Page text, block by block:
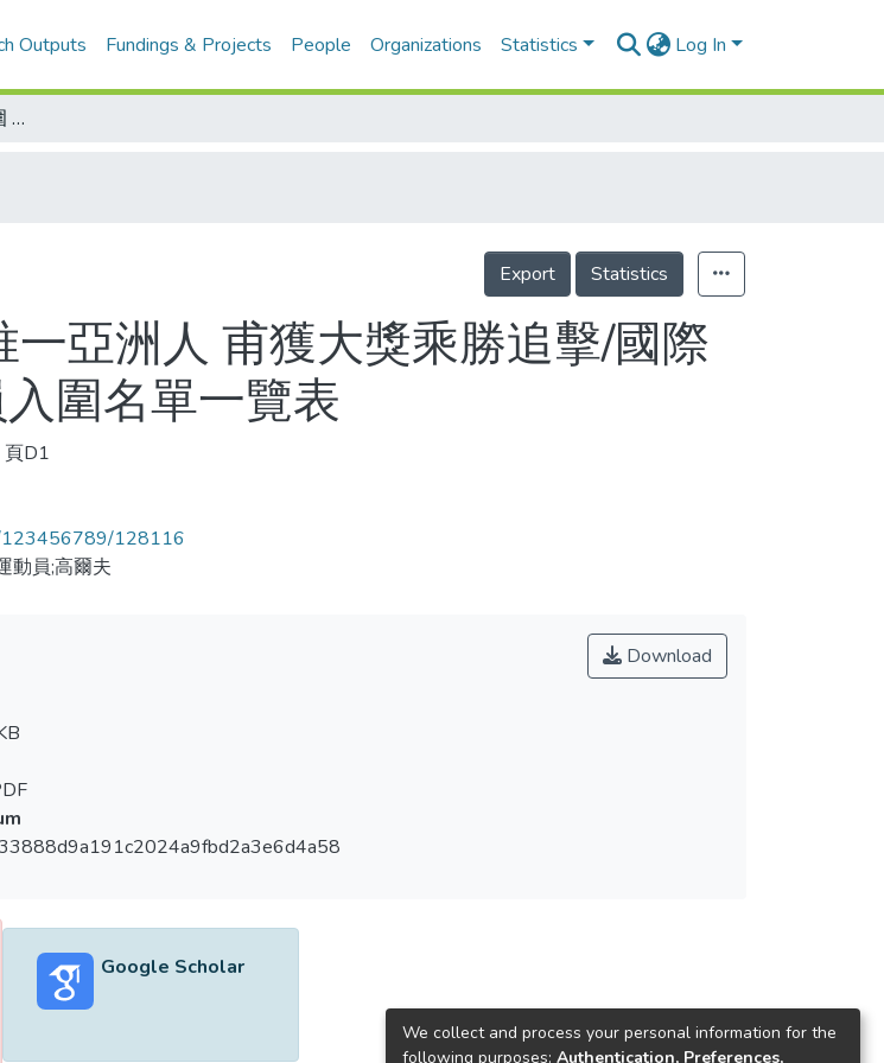
Outputs Fundings & Projects People Organizations Statistics Log In
年度女運動員 曾雅妮入圍 唯一亞洲人 甫獲大獎乘勝追擊/國際體育記者協會 最佳女運動員入圍名單一覽表
Export Statistics
亞洲人 甫獲大獎乘勝追擊/國際
圍名單一覽表
頁D1
123456789/128116
動員;高爾夫
Download
Google Scholar
We collect and process your personal information for the
following purposes: Authentication, Preferences,